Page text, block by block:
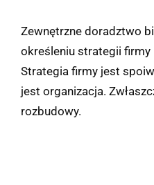
Zewnętrzne doradztwo
określeniu strategii firmy
Strategia firmy jest
jest organizacja.
rozbudowy.